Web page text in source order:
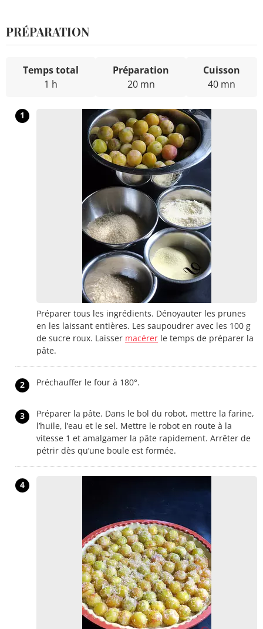
PRÉPARATION
Temps total
1 h
Préparation
20 mn
Cuisson
40 mn
1
Préparer tous les ingrédients. Dénoyauter les prunes
en les laissant entières. Les saupoudrer avec les 100 g
de sucre roux. Laisser macérer le temps de préparer la
pâte.
2 Préchauffer le four à 180°.
3
Préparer la pâte. Dans le bol du robot, mettre la farine,
l’huile, l’eau et le sel. Mettre le robot en route à la
vitesse 1 et amalgamer la pâte rapidement. Arrêter de
pétrir dès qu’une boule est formée.
4